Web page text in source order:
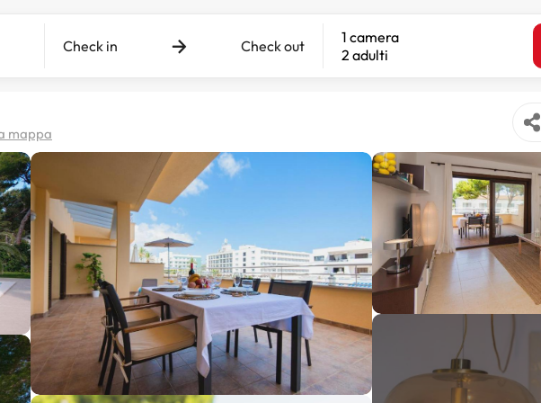
Check in Check out
1 camera
2 adulti
mappa